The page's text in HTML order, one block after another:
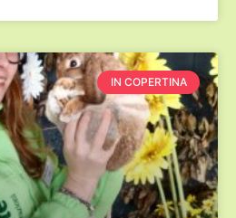
IN COPERTINA